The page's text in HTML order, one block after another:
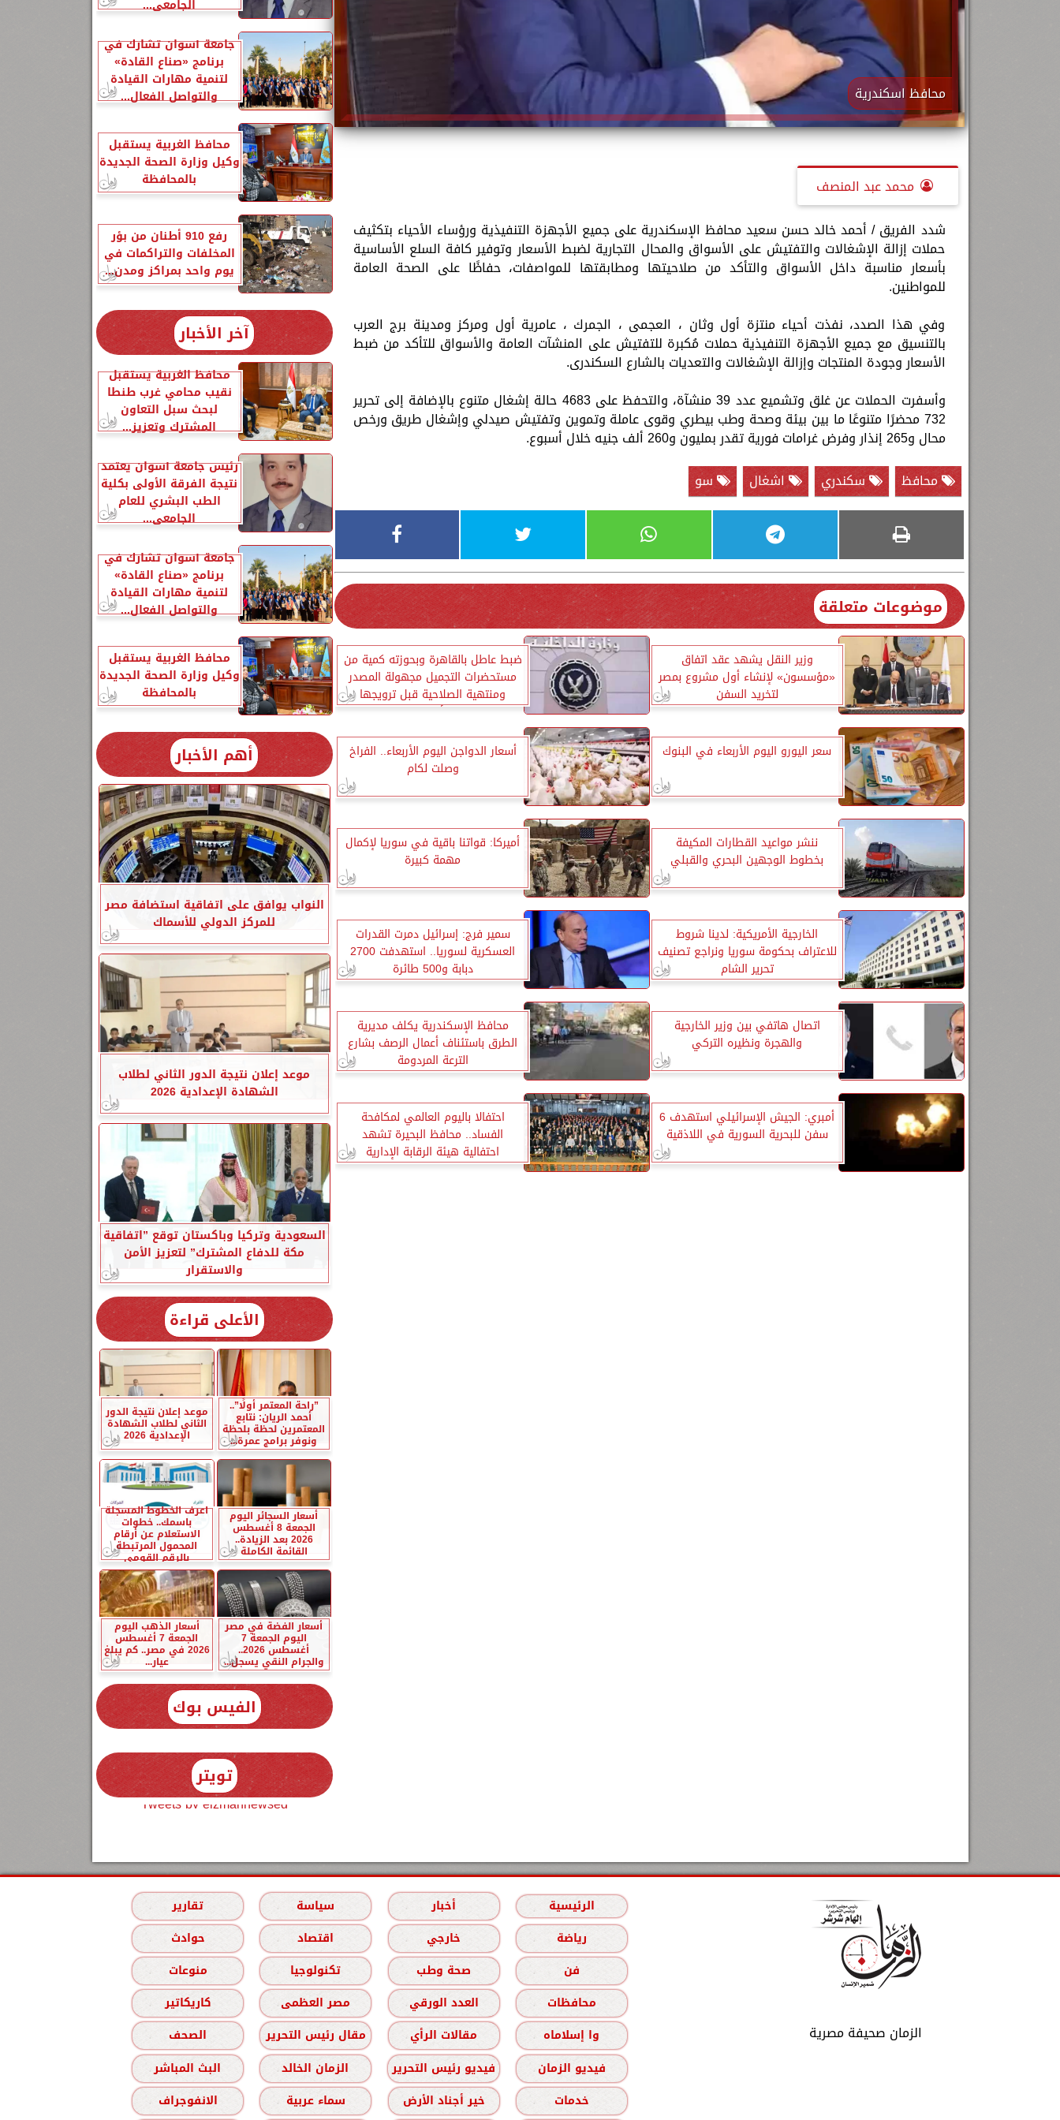
محافظ اسكندرية
محمد عبد المنصف
شدد الفريق / أحمد خالد حسن سعيد محافظ الإسكندرية على جميع الأجهزة التنفيذية ورؤساء الأحياء بتكثيف
حملات إزالة الإشغالات والتفتيش على الأسواق والمحال التجارية لضبط الأسعار وتوفير كافة السلع الأساسية
بأسعار مناسبة داخل الأسواق والتأكد من صلاحيتها ومطابقتها للمواصفات، حفاظًا على الصحة العامة
للمواطنين.
وفي هذا الصدد، نفذت أحياء منتزة أول وثان ، العجمى ، الجمرك ، عامرية أول ومركز ومدينة برج العرب
بالتنسيق مع جميع الأجهزة التنفيذية حملات مُكبرة للتفتيش على المنشآت العامة والأسواق للتأكد من ضبط
الأسعار وجودة المنتجات وإزالة الإشغالات والتعديات بالشارع السكندرى.
وأسفرت الحملات عن غلق وتشميع عدد 39 منشآة، والتحفظ على 4683 حالة إشغال متنوع بالإضافة إلى تحرير
732 محضرًا متنوعًا ما بين بيئة وصحة وطب بيطري وقوى عاملة وتموين وتفتيش صيدلي وإشغال طريق ورخص
محال و265 إنذار وفرض غرامات فورية تقدر بمليون و260 ألف جنيه خلال أسبوع.
محافظ
سكندري اشغال سو
موضوعات متعلقة
وزير النقل يشهد عقد اتفاق
«مؤسسون» لإنشاء أول مشروع بمصر
لتخريد السفن
ضبط عاطل بالقاهرة وبحوزته كمية من
مستحضرات التجميل مجهولة المصدر
ومنتهية الصلاحية قبل ترويجها
بالأسواق
سعر اليورو اليوم الأربعاء في البنوك
أسعار الدواجن اليوم الأربعاء.. الفراخ
وصلت لكام
ننشر مواعيد القطارات المكيفة
بخطوط الوجهين البحري والقبلي
أميركا: قواتنا باقية في سوريا لإكمال
مهمة كبيرة
الخارجية الأمريكية: لدينا شروط
للاعتراف بحكومة سوريا ونراجع تصنيف
تحرير الشام
سمير فرج: إسرائيل دمرت القدرات
العسكرية لسوريا.. استهدفت 2700
دبابة و500 طائرة
اتصال هاتفي بين وزير الخارجية
والهجرة ونظيره التركي
محافظ الإسكندرية يكلف مديرية
الطرق باستئناف أعمال الرصف بشارع
الترعة المردومة
أمبري: الجيش الإسرائيلي استهدف 6
سفن للبحرية السورية في اللاذقية
احتفالا باليوم العالمي لمكافحة
الفساد.. محافظ البحيرة تشهد
احتفالية هيئة الرقابة الإدارية
الجامعي...
جامعة أسوان تشارك في
برنامج «صناع القادة»
لتنمية مهارات القيادة
والتواصل الفعال...
محافظ الغربية يستقبل
وكيل وزارة الصحة الجديدة
بالمحافظة
رفع 910 أطنان من بؤر
المخلفات والتراكمات في
يوم واحد بمراكز ومدن...
آخر الأخبار
محافظ الغربية يستقبل
نقيب محامي غرب طنطا
لبحث سبل التعاون
المشترك وتعزيز...
رئيس جامعة أسوان يعتمد
نتيجة الفرقة الأولى بكلية
الطب البشري للعام
الجامعي...
جامعة أسوان تشارك في
برنامج «صناع القادة»
لتنمية مهارات القيادة
والتواصل الفعال...
محافظ الغربية يستقبل
وكيل وزارة الصحة الجديدة
بالمحافظة
أهم الأخبار
النواب يوافق على اتفاقية استضافة مصر
للمركز الدولي للأسماك
موعد إعلان نتيجة الدور الثاني لطلاب
الشهادة الإعدادية 2026
السعودية وتركيا وباكستان توقع ”اتفاقية
مكة للدفاع المشترك” لتعزيز الأمن
والاستقرار
الأعلى قراءة
”راحة المعتمر أولًا”..
أحمد الريان: نتابع
المعتمرين لحظة بلحظة
ونوفر برامج عمرة...
موعد إعلان نتيجة الدور
الثاني لطلاب الشهادة
الإعدادية 2026
أسعار السجائر اليوم
الجمعة 8 أغسطس
2026 بعد الزيادة..
القائمة الكاملة
اعرف الخطوط المسجلة
باسمك.. خطوات
الاستعلام عن أرقام
المحمول المرتبطة
بالرقم القومي
أسعار الفضة في مصر
اليوم الجمعة 7
أغسطس 2026..
والجرام النقي يسجل...
أسعار الذهب اليوم
الجمعة 7 أغسطس
2026 في مصر.. كم يبلغ
عيار...
الفيس بوك
تويتر
Tweets by elzmannewseg
الزمان صحيفة مصرية
الرئيسية أخبار سياسة
تقارير
رياضة
خارجي اقتصاد
حوادث
فن
صحة وطب تكنولوجيا
منوعات
محافظات
العدد الورقي مصر العظمى
كاريكاتير
وا إسلاماه
مقالات الرأي مقال رئيس التحرير
الصحف
فيديو الزمان
فيديو رئيس التحرير الزمان الخالد
البث المباشر
خدمات
خير أجناد الأرض سماء عربية الانفوجراف